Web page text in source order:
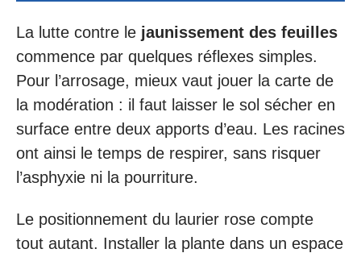
La lutte contre le jaunissement des feuilles
commence par quelques réflexes simples.
Pour l’arrosage, mieux vaut jouer la carte de
la modération : il faut laisser le sol sécher en
surface entre deux apports d’eau. Les racines
ont ainsi le temps de respirer, sans risquer
l’asphyxie ni la pourriture.
Le positionnement du laurier rose compte
tout autant. Installer la plante dans un espace